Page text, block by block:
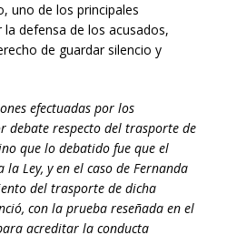
uno de los principales
defensa de los acusados,
de guardar silencio y
efectuadas por los
debate respecto del trasporte de
que lo debatido fue que el
Ley, y en el caso de Fernanda
del trasporte de dicha
con la prueba reseñada en el
acreditar la conducta